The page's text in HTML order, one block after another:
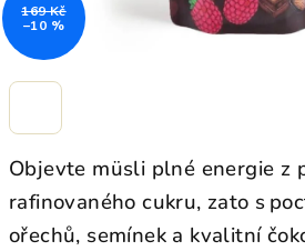
Objevte müsli plné energie z
rafinovaného cukru, zato s
ořechů, semínek a kvalitní
169 Kč
–10 %